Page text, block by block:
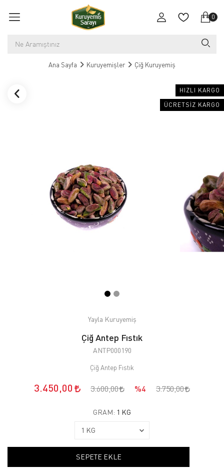
0
Ana Sayfa Kuruyemişler Çiğ Kuruyemiş
HIZLI KARGO
ÜCRETSIZ KARGO
Yayla Kuruyemiş
Çiğ Antep Fıstık
ANTP000190
Çiğ Antep Fıstık
3.450,00 3.600,00 %4 3.750,00
GRAM: 1 KG
SEPETE EKLE